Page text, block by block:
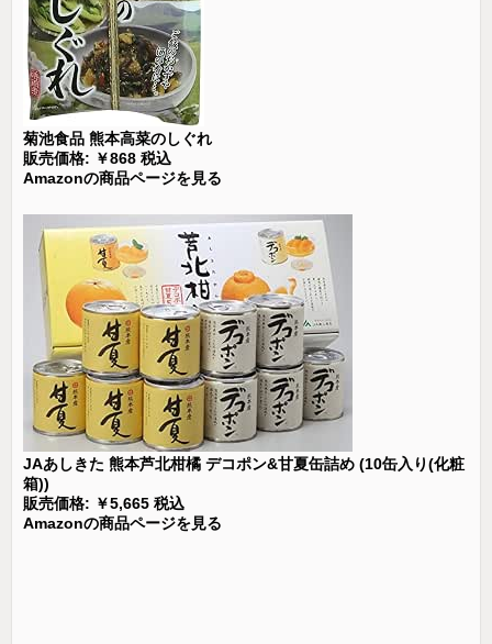
菊池食品 熊本高菜のしぐれ
販売価格: ￥868 税込
Amazonの商品ページを見る
JAあしきた 熊本芦北柑橘 デコポン&甘夏缶詰め (10缶入り(化粧
箱))
販売価格: ￥5,665 税込
Amazonの商品ページを見る